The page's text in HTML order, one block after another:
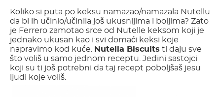
Koliko si puta po keksu namazao/namazala Nutellu
da bi ih učinio/učinila još ukusnijima i boljima? Zato
je Ferrero zamotao srce od Nutelle keksom koji je
jednako ukusan kao i svi domaći keksi koje
napravimo kod kuće. Nutella Biscuits ti daju sve
što voliš u samo jednom receptu. Jedini sastojci
koji su ti još potrebni da taj recept poboljšaš jesu
ljudi koje voliš.